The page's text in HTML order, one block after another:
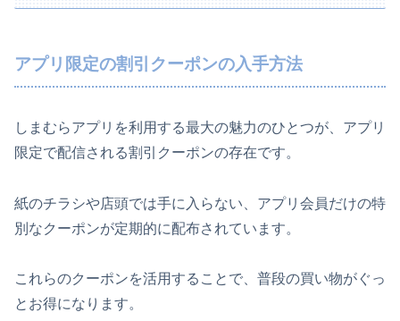
アプリ限定の割引クーポンの入手方法
しまむらアプリを利用する最大の魅力のひとつが、アプリ
限定で配信される割引クーポンの存在です。
紙のチラシや店頭では手に入らない、アプリ会員だけの特
別なクーポンが定期的に配布されています。
これらのクーポンを活用することで、普段の買い物がぐっ
とお得になります。